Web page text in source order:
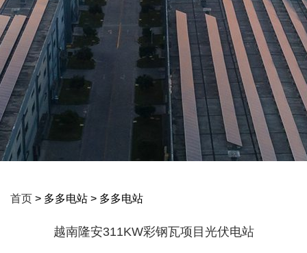
首页 > 多多电站 > 多多电站
越南隆安311KW彩钢瓦项目光伏电站